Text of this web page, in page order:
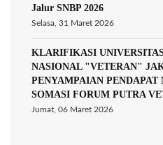
Jalur SNBP 2026
Selasa, 31 Maret 2026
KLARIFIKASI
NASIONAL "VETERAN"
PENYAMPAIAN PENDAPAT
SOMASI FORUM PUTRA
Jumat, 06 Maret 2026